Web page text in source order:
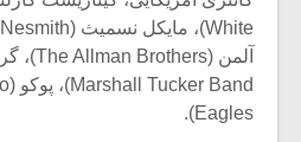
Eagles).